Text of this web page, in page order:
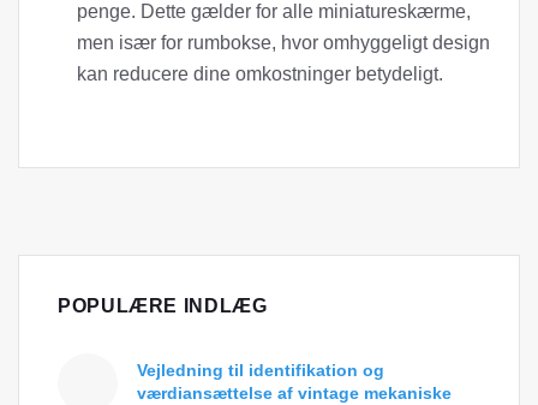
penge. Dette gælder for alle miniatureskærme,
men især for rumbokse, hvor omhyggeligt design
kan reducere dine omkostninger betydeligt.
POPULÆRE INDLÆG
Vejledning til identifikation og
værdiansættelse af vintage mekaniske